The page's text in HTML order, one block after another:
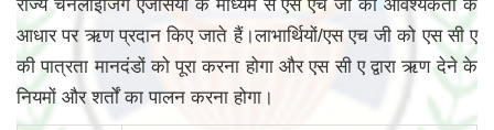
राज्य चैनलाइजिंग एजेंसियों के माध्यम से एस एच जी की आवश्यकता के
आधार पर ऋण प्रदान किए जाते हैं।लाभार्थियों/एस एच जी को एस सी ए
की पात्रता मानदंडों को पूरा करना होगा और एस सी ए द्वारा ऋण देने के
नियमों और शर्तों का पालन करना होगा।